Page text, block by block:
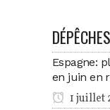
DÉPÊCHES
Espagne:
en juin en
1 juillet